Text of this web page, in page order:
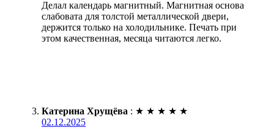
Делал календарь магнитный. Магнитная основа
слабовата для толстой металлической двери,
держится только на холодильнике. Печать при
этом качественная, месяца читаются легко.
Катерина Хрущёва : ★ ★ ★ ★ ★
02.12.2025